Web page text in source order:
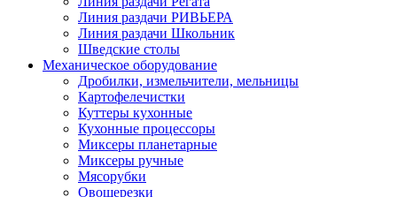
Линия раздачи РИВЬЕРА
Линия раздачи Школьник
Шведские столы
Механическое оборудование
Дробилки, измельчители, мельницы
Картофелечистки
Куттеры кухонные
Кухонные процессоры
Миксеры планетарные
Миксеры ручные
Мясорубки
Овощерезки